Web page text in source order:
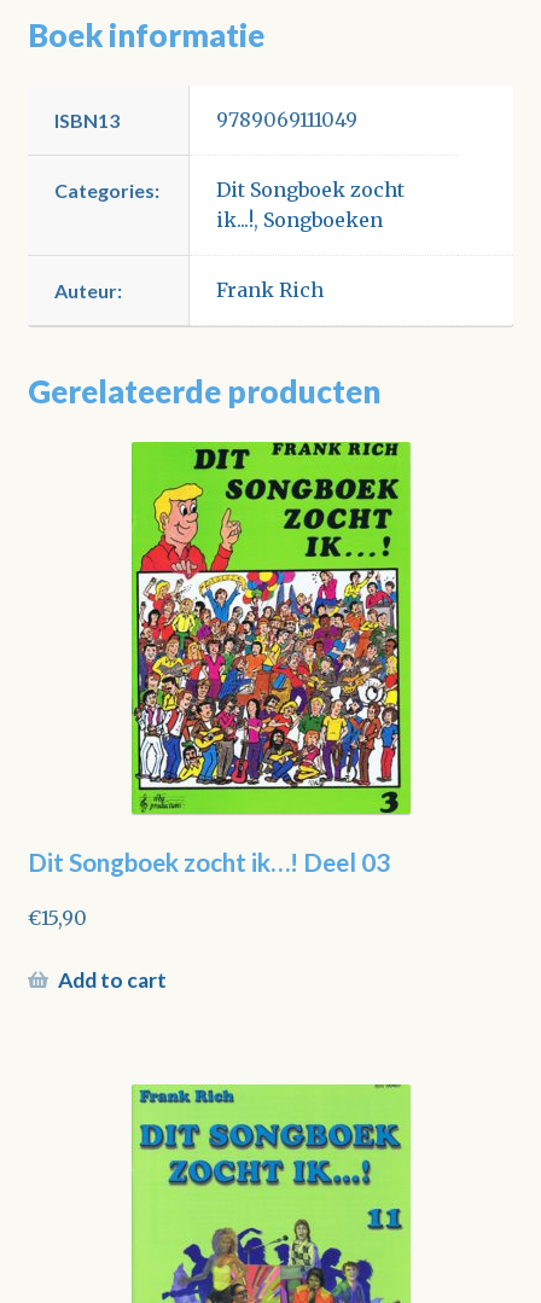
Boek informatie
ISBN13 9789069111049
Categories:
Dit Songboek zocht
ik...!, Songboeken
Auteur: Frank Rich
Gerelateerde producten
Dit Songboek zocht ik…! Deel 03
€15,90
Add to cart